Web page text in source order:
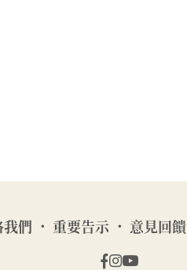
們 重要告示 意見回饋